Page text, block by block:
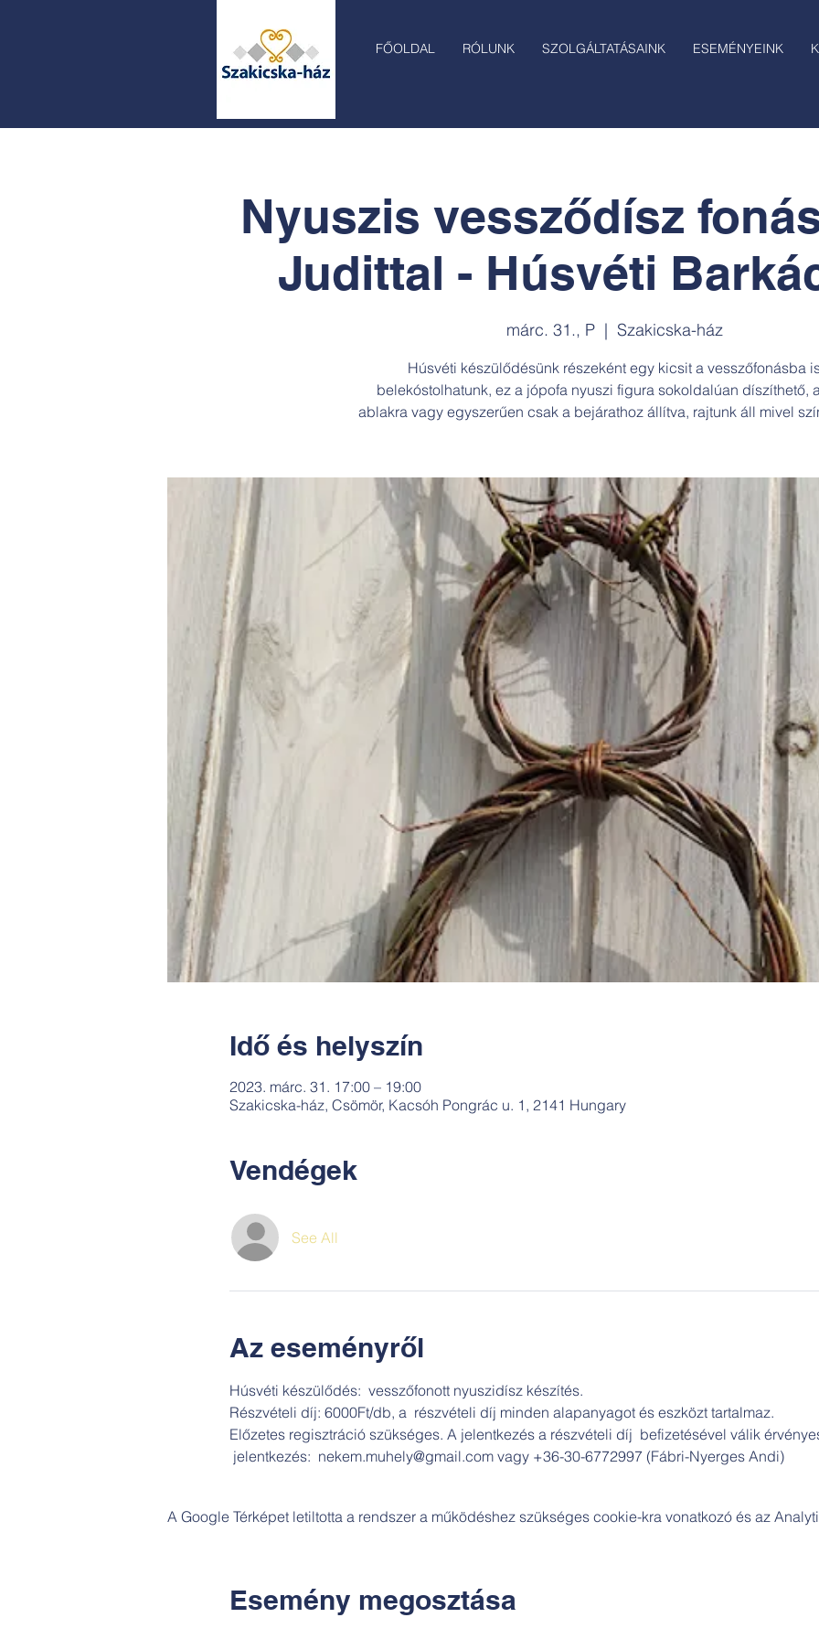
FŐOLDAL RÓLUNK SZOLGÁLTATÁSAINK ESEMÉNYEINK
Nyuszis vessződísz
Judittal - Húsvéti
márc. 31., P
  |
Szakicska-ház
Húsvéti készülődésünk részeként egy kicsit a vesszőfonásba
belekóstolhatunk, ez a jópofa nyuszi figura sokoldalúan díszíthető,
ablakra vagy egyszerűen csak a bejárathoz állítva, rajtunk áll mivel
Idő és helyszín
2023. márc. 31. 17:00 – 19:00
Szakicska-ház, Csömör, Kacsóh Pongrác u. 1, 2141 Hungary
Vendégek
See All
Az eseményről
Húsvéti készülődés:  vesszőfonott nyuszidísz készítés.
Részvételi díj: 6000Ft/db, a  részvételi díj minden alapanyagot és eszközt tartalmaz.
Előzetes regisztráció szükséges. A jelentkezés a részvételi díj  befizetésével válik
jelentkezés:  nekem.muhely@gmail.com vagy +36-30-6772997 (Fábri-Nyerges Andi)
A Google Térképet letiltotta a rendszer a működéshez szükséges cookie-kra vonatkozó és az
Esemény megosztása